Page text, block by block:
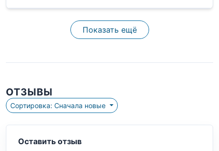
Показать ещё
ОТЗЫВЫ
Сортировка: Сначала новые
Оставить отзыв